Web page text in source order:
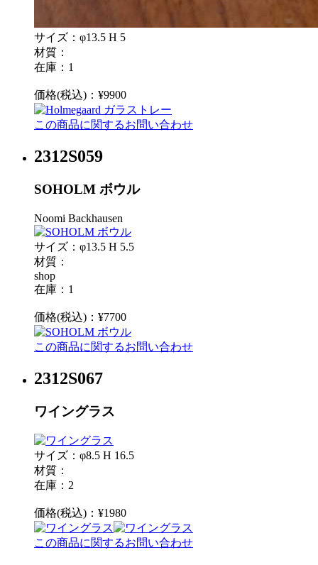
サイズ：φ13.5 H 5
材質：
在庫：1
価格(税込)：¥9900
この商品に関するお問い合わせ
2312S059
SOHOLM ボウル
Noomi Backhausen
サイズ：φ13.5 H 5.5
材質：
shop
在庫：1
価格(税込)：¥7700
この商品に関するお問い合わせ
2312S067
ワイングラス
サイズ：φ8.5 H 16.5
材質：
在庫：2
価格(税込)：¥1980
この商品に関するお問い合わせ